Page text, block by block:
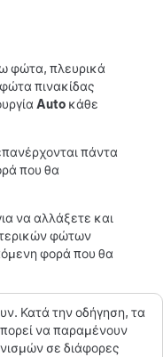
φώτα, πλευρικά
πινακίδας
Auto κάθε
πάντα
που θα
να αλλάξετε και
φώτων
φορά που θα
Κατά την οδήγηση, τα
να παραμένουν
σε διάφορες